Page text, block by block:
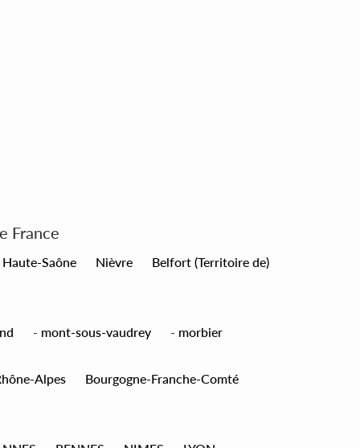
France
Haute-Saône Nièvre
Belfort (Territoire de)
- mont-sous-vaudrey - morbier
Alpes
Bourgogne-Franche-Comté